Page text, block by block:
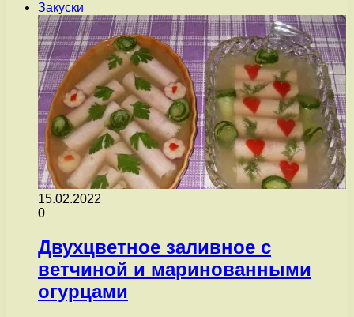
Закуски
15.02.2022
0
Двухцветное заливное с
ветчиной и маринованными
огурцами